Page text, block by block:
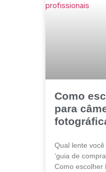
Como
para
Qual lente
‘guia de
Como escolher